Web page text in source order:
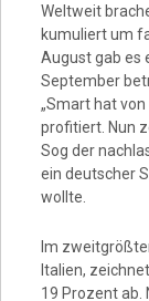
Video
Weltweit
kumuliert um
August gab es
September
„Smart hat
profitiert. Nun
Sog der
ein deutscher
wollte.
Im
Italien,
19 Prozent ab.